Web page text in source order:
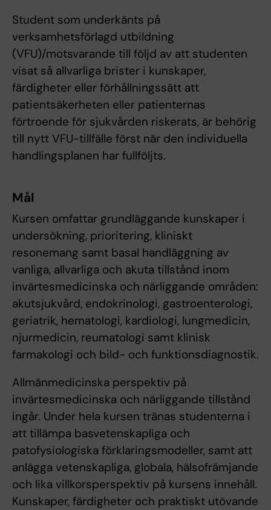
Student som underkänts på
verksamhetsförlagd utbildning
(VFU)/motsvarande till följd av att studenten
visat så allvarliga brister i kunskaper,
färdigheter eller förhållningssätt att
patientsäkerheten eller patienternas
förtroende för sjukvården riskerats, är behörig
till nytt VFU-tillfälle först när den individuella
handlingsplanen har fullföljts.
Mål
Kursen omfattar grundläggande kunskaper i
undersökning, prioritering, kliniskt
resonemang samt basal handläggning av
vanliga, allvarliga och akuta tillstånd inom
invärtesmedicinska och närliggande områden:
akutsjukvård, endokrinologi, gastroenterologi,
geriatrik, hematologi, kardiologi, lungmedicin,
njurmedicin, reumatologi samt klinisk
farmakologi och bild- och funktionsdiagnostik.
Allmänmedicinska perspektiv på
invärtesmedicinska och närliggande tillstånd
ingår. Under hela kursen tränas studenterna i
att tillämpa basvetenskapliga och
patofysiologiska förklaringsmodeller, samt att
anlägga vetenskapliga, globala, hälsofrämjande
och lika villkorsperspektiv på kursens innehåll.
Kunskaper, färdigheter och praktiskt utövande